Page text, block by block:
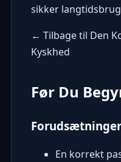
sikker
← Tilbage til Den
Kyskhed
Før Du
Forudsætninger
En korrekt